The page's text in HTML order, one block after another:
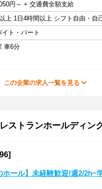
円～ + 交通費全額支給
上 1日4時間以上 シフト自由・自
イト・パート
車6分
この企業の求人一覧を見る
ストランホールディン
ホール】未経験歓迎!週2/2h~